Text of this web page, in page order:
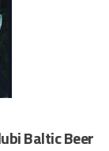
Baltic Beer